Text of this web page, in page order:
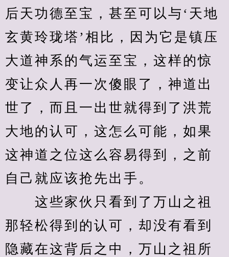
后天功德至宝，甚至可以与‘天地
玄黄玲珑塔’相比，因为它是镇压
大道神系的气运至宝，这样的惊
变让众人再一次傻眼了，神道出
世了，而且一出世就得到了洪荒
大地的认可，这怎么可能，如果
这神道之位这么容易得到，之前
自己就应该抢先出手。
这些家伙只看到了万山之祖
那轻松得到的认可，却没有看到
隐藏在这背后之中，万山之祖所